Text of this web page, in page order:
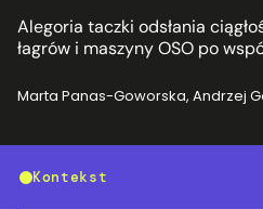
Alegoria taczki odsłania
łagrów i maszyny OSO po
Marta Panas-Goworska, Andrzej
Kontekst